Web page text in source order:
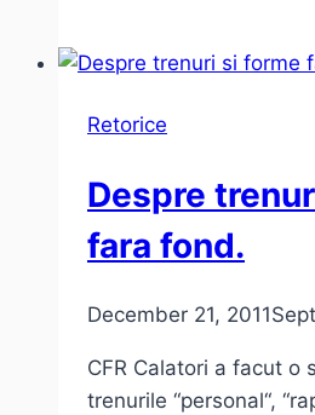
alte
Retorice
Despre
fara fond.
December 21, 2011
CFR Calatori a facut o
trenurile “personal“,